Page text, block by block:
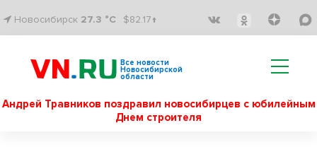
Новосибирск 27.3 °C $82.17↑
Все новости
Новосибирской
области
Андрей Травников поздравил новосибирцев с юбилейным
Днем строителя